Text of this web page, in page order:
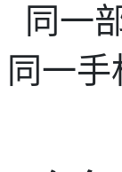
同一
同一